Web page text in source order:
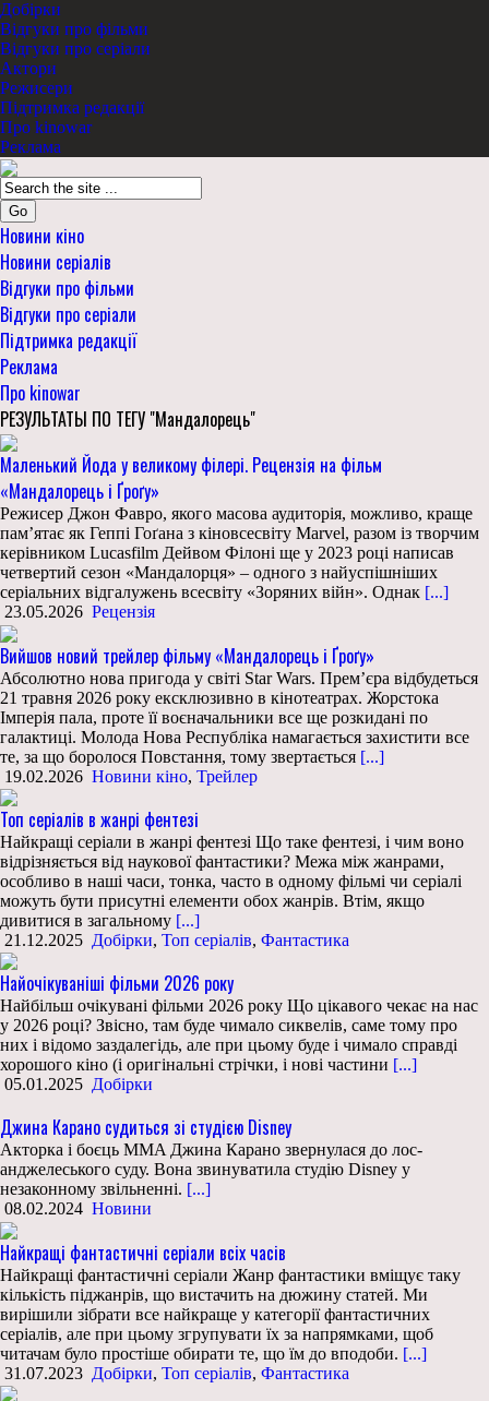
Добірки
Відгуки про фільми
Відгуки про серіали
Актори
Режисери
Підтримка редакції
Про kinowar
Реклама
Go
Новини кіно
Новини серіалів
Відгуки про фільми
Відгуки про серіали
Підтримка редакції
Реклама
Про kinowar
РЕЗУЛЬТАТЫ ПО ТЕГУ "Мандалорець"
Маленький Йода у великому філері. Рецензія на фільм
«Мандалорець і Ґроґу»
Режисер Джон Фавро, якого масова аудиторія, можливо, краще
пам’ятає як Геппі Гоґана з кіновсесвіту Marvel, разом із творчим
керівником Lucasfilm Дейвом Філоні ще у 2023 році написав
четвертий сезон «Мандалорця» – одного з найуспішніших
серіальних відгалужень всесвіту «Зоряних війн». Однак [...]
23.05.2026 Рецензія
Вийшов новий трейлер фільму «Мандалорець і Ґроґу»
Абсолютно нова пригода у світі Star Wars. Прем’єра відбудеться
21 травня 2026 року ексклюзивно в кінотеатрах. Жорстока
Імперія пала, проте її воєначальники все ще розкидані по
галактиці. Молода Нова Республіка намагається захистити все
те, за що боролося Повстання, тому звертається [...]
19.02.2026 Новини кіно, Трейлер
Топ серіалів в жанрі фентезі
Найкращі серіали в жанрі фентезі Що таке фентезі, і чим воно
відрізняється від наукової фантастики? Межа між жанрами,
особливо в наші часи, тонка, часто в одному фільмі чи серіалі
можуть бути присутні елементи обох жанрів. Втім, якщо
дивитися в загальному [...]
21.12.2025 Добірки, Топ серіалів, Фантастика
Найочікуваніші фільми 2026 року
Найбільш очікувані фільми 2026 року Що цікавого чекає на нас
у 2026 році? Звісно, там буде чимало сиквелів, саме тому про
них і відомо заздалегідь, але при цьому буде і чимало справді
хорошого кіно (і оригінальні стрічки, і нові частини [...]
05.01.2025 Добірки
Джина Карано судиться зі студією Disney
Акторка і боєць MMA Джина Карано звернулася до лос-
анджелеського суду. Вона звинуватила студію Disney у
незаконному звільненні. [...]
08.02.2024 Новини
Найкращі фантастичні серіали всіх часів
Найкращі фантастичні серіали Жанр фантастики вміщує таку
кількість піджанрів, що вистачить на дюжину статей. Ми
вирішили зібрати все найкраще у категорії фантастичних
серіалів, але при цьому згрупувати їх за напрямками, щоб
читачам було простіше обирати те, що їм до вподоби. [...]
31.07.2023 Добірки, Топ серіалів, Фантастика